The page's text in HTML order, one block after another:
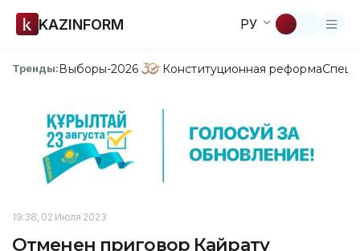
KAZINFORM РУ
Тренды:Выборы-2026 Конституционная реформа
19:38, 02 Июля 2023
Отменен приговор Кайрату